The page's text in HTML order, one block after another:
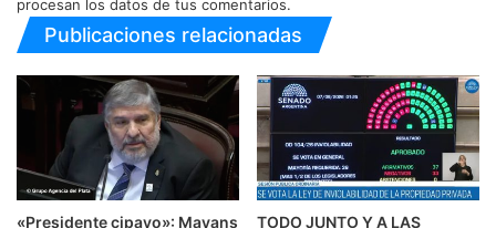
procesan los datos de tus comentarios.
Publicaciones relacionadas
«Presidente cipayo»: Mayans
TODO JUNTO Y A LAS